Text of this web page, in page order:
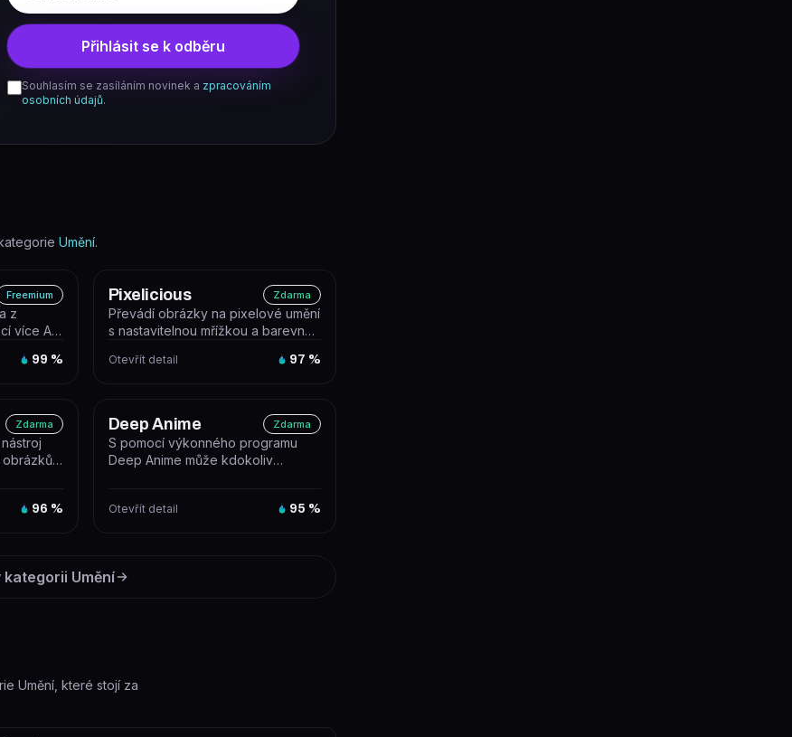
Přihlásit se k odběru
Souhlasím se zasíláním novinek a zpracováním
osobních údajů.
Umění.
Freemium
z
více AI
99 %
Pixelicious Zdarma
Převádí obrázky na pixelové umění
s nastavitelnou mřížkou a barevnou
Otevřít detail 97 %
Zdarma
obrázků
96 %
Deep Anime Zdarma
S pomocí výkonného programu
Deep Anime může kdokoliv
Otevřít detail 95 %
kategorii Umění
Umění, které stojí za